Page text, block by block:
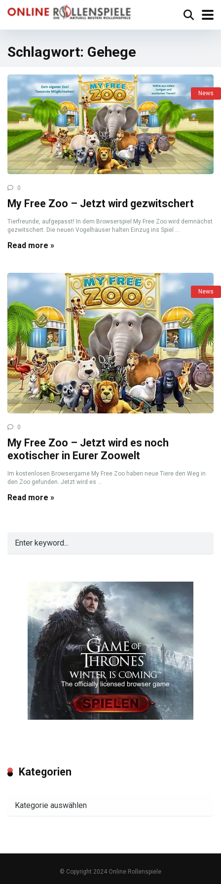
Schlagwort: Gehege
News
0
My Free Zoo – Jetzt wird gezwitschert
Tierfreunde, aufgepasst! In dem Browserspiel My Free Zoo wird demnächst
gezwitschert. Die neuen Vogelhäuser halten Einzug ins Spiel ...
Read more »
News
0
My Free Zoo – Jetzt wird es noch
exotischer in Eurer Zoowelt
Im kostenlosen Browsergame My Free Zoo haben neue Tiere den Weg in
den Zoo gefunden. Jetzt wird es ...
Read more »
Kategorien
© Copyright 2024 Online Rollenspiele